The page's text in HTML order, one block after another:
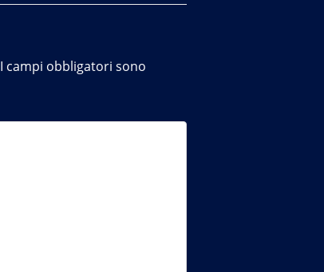
I campi obbligatori sono